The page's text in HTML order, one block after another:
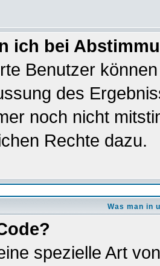
ich bei
Benutzer
des
noch nicht
Rechte dazu.
Was man in
spezielle Art